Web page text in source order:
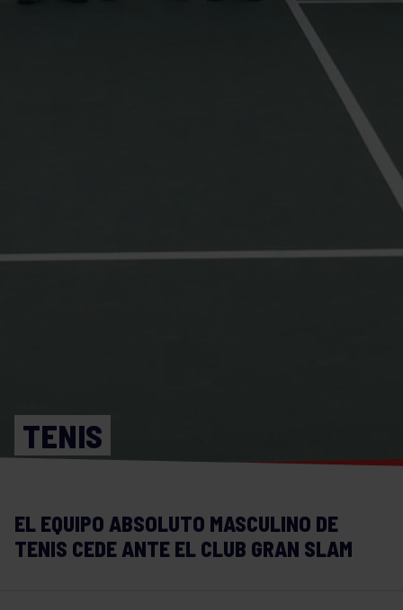
TENIS
EL EQUIPO ABSOLUTO MASCULINO DE
TENIS CEDE ANTE EL CLUB GRAN SLAM